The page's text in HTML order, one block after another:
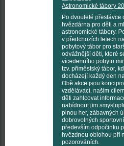
Astronomické tábory
Po dvouleté přestávce
hvězdárna pro děti a
astronomické tábory.
v předchozích letech
pobytový tábor pro
odvážnější děti, které
vícedenního pobytu
tzv. příměstský tábor,
docházejí každý den
Obě akce jsou
vzdělávací, naším
děti zahlcovat
nabídnout jim
plnou her, zábavných
dobrovolných
především odpočinku
hvězdnou oblohou při
pozorováních.